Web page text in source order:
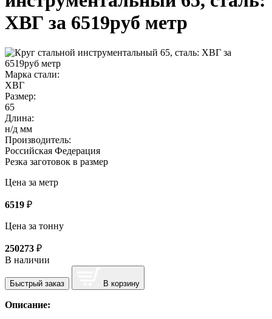
ХВГ за 6519руб метр
Марка стали:
ХВГ
Размер:
65
Длина:
н/д мм
Производитель:
Российская Федерация
Резка заготовок в размер
Цена за метр
6519 ₽
Цена за тонну
250273 ₽
В наличии
Быстрый заказ В корзину
Описание: